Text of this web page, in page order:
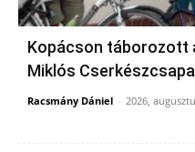
Kopácson táborozott
Miklós
Racsmány Dániel - 2026,